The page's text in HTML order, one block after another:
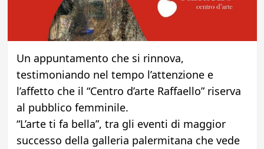
Un appuntamento che si rinnova,
testimoniando nel tempo l’attenzione e
l’affetto che il “Centro d’arte Raffaello” riserva
al pubblico femminile.
“L’arte ti fa bella”, tra gli eventi di maggior
successo della galleria palermitana che vede